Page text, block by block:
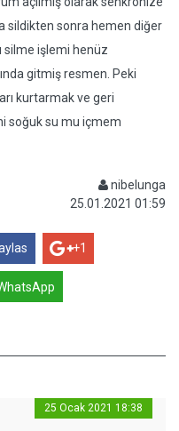
sildikten sonra hemen diğer
silme işlemi henüz
gitmiş resmen. Peki
kurtarmak ve geri
soğuk su mu içmem
nibelunga
25.01.2021 01:59
+1
25 Ocak 2021 18:38